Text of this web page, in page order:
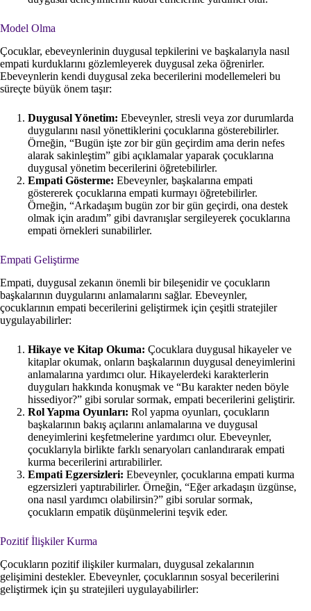
Model Olma
Çocuklar, ebeveynlerinin duygusal tepkilerini ve başkalarıyla nasıl
empati kurduklarını gözlemleyerek duygusal zeka öğrenirler.
Ebeveynlerin kendi duygusal zeka becerilerini modellemeleri bu
süreçte büyük önem taşır:
Duygusal Yönetim: Ebeveynler, stresli veya zor durumlarda
duygularını nasıl yönettiklerini çocuklarına gösterebilirler.
Örneğin, “Bugün işte zor bir gün geçirdim ama derin nefes
alarak sakinleştim” gibi açıklamalar yaparak çocuklarına
duygusal yönetim becerilerini öğretebilirler.
Empati Gösterme: Ebeveynler, başkalarına empati
göstererek çocuklarına empati kurmayı öğretebilirler.
Örneğin, “Arkadaşım bugün zor bir gün geçirdi, ona destek
olmak için aradım” gibi davranışlar sergileyerek çocuklarına
empati örnekleri sunabilirler.
Empati Geliştirme
Empati, duygusal zekanın önemli bir bileşenidir ve çocukların
başkalarının duygularını anlamalarını sağlar. Ebeveynler,
çocuklarının empati becerilerini geliştirmek için çeşitli stratejiler
uygulayabilirler:
Hikaye ve Kitap Okuma: Çocuklara duygusal hikayeler ve
kitaplar okumak, onların başkalarının duygusal deneyimlerini
anlamalarına yardımcı olur. Hikayelerdeki karakterlerin
duyguları hakkında konuşmak ve “Bu karakter neden böyle
hissediyor?” gibi sorular sormak, empati becerilerini geliştirir.
Rol Yapma Oyunları: Rol yapma oyunları, çocukların
başkalarının bakış açılarını anlamalarına ve duygusal
deneyimlerini keşfetmelerine yardımcı olur. Ebeveynler,
çocuklarıyla birlikte farklı senaryoları canlandırarak empati
kurma becerilerini artırabilirler.
Empati Egzersizleri: Ebeveynler, çocuklarına empati kurma
egzersizleri yaptırabilirler. Örneğin, “Eğer arkadaşın üzgünse,
ona nasıl yardımcı olabilirsin?” gibi sorular sormak,
çocukların empatik düşünmelerini teşvik eder.
Pozitif İlişkiler Kurma
Çocukların pozitif ilişkiler kurmaları, duygusal zekalarının
gelişimini destekler. Ebeveynler, çocuklarının sosyal becerilerini
geliştirmek için şu stratejileri uygulayabilirler: